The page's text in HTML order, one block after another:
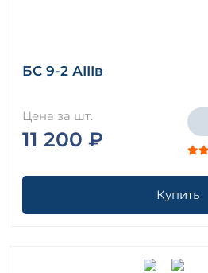
БС 9-2 АIIIв
Цена за шт.
11 200 ₽
Купить